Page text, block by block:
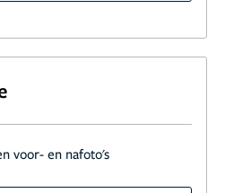
voor- en nafoto's